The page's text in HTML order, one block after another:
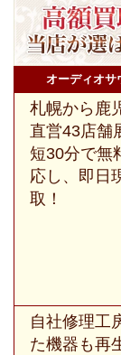
オーディオサ
札幌から鹿
直営43店舗
短30分で無
応し、即日
取！
自社修理工
た機器も再